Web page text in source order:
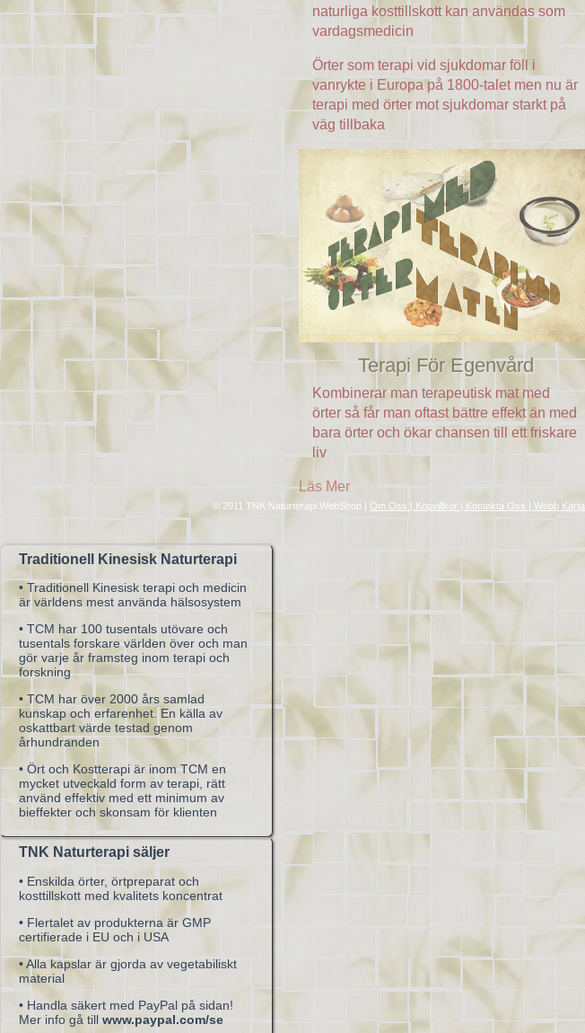
naturliga kosttillskott kan användas som
vardagsmedicin
Örter som terapi vid sjukdomar föll i
vanrykte i Europa på 1800-talet men nu är
terapi med örter mot sjukdomar starkt på
väg tillbaka
Terapi För Egenvård
Kombinerar man terapeutisk mat med
örter så får man oftast bättre effekt än med
bara örter och ökar chansen till ett friskare
liv
Läs Mer
© 2011 TNK Naturterapi WebShop | Om Oss | Köpvillkor | Kontakta Oss | Webb Karta
Traditionell Kinesisk Naturterapi
• Traditionell Kinesisk terapi och medicin
är världens mest använda hälsosystem
• TCM har 100 tusentals utövare och
tusentals forskare världen över och man
gör varje år framsteg inom terapi och
forskning
• TCM har över 2000 års samlad
kunskap och erfarenhet. En källa av
oskattbart värde testad genom
århundranden
• Ört och Kostterapi är inom TCM en
mycket utveckald form av terapi, rätt
använd effektiv med ett minimum av
bieffekter och skonsam för klienten
TNK Naturterapi säljer
• Enskilda örter, örtpreparat och
kosttillskott med kvalitets koncentrat
• Flertalet av produkterna är GMP
certifierade i EU och i USA
• Alla kapslar är gjorda av vegetabiliskt
material
• Handla säkert med PayPal på sidan!
Mer info gå till www.paypal.com/se